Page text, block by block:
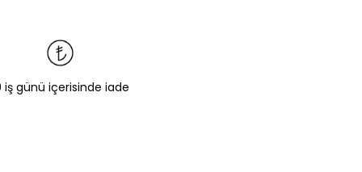
iş günü içerisinde iade